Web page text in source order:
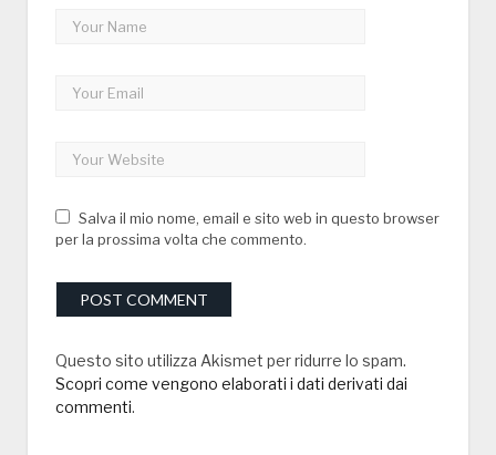
Salva il mio nome, email e sito web in questo browser
per la prossima volta che commento.
Questo sito utilizza Akismet per ridurre lo spam.
Scopri come vengono elaborati i dati derivati dai
commenti.